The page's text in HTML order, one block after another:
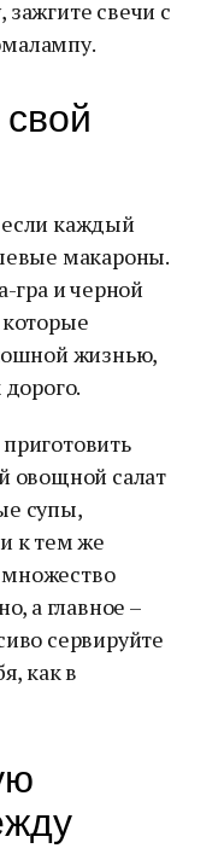
свечи с
каждый
макароны.
гра и черной
жизнью,
овощной салат
супы,
к тем же
а главное –
сервируйте
как в